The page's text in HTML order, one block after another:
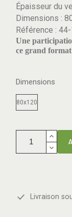
Épaisseur du
Dimensions :
Référence :
Une
ce grand format
Dimensions
80x120
Livraison